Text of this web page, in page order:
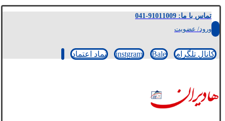
تماس با ما: 91011009-041
ورود/ عضویت
کانال تلگرام instgram Bale نماد اعتماد